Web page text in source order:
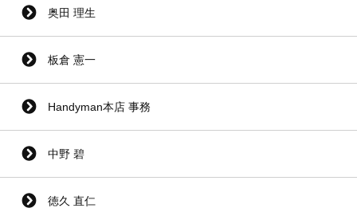
奥田 理生
板倉 憲一
Handyman本店 事務
中野 碧
徳久 直仁